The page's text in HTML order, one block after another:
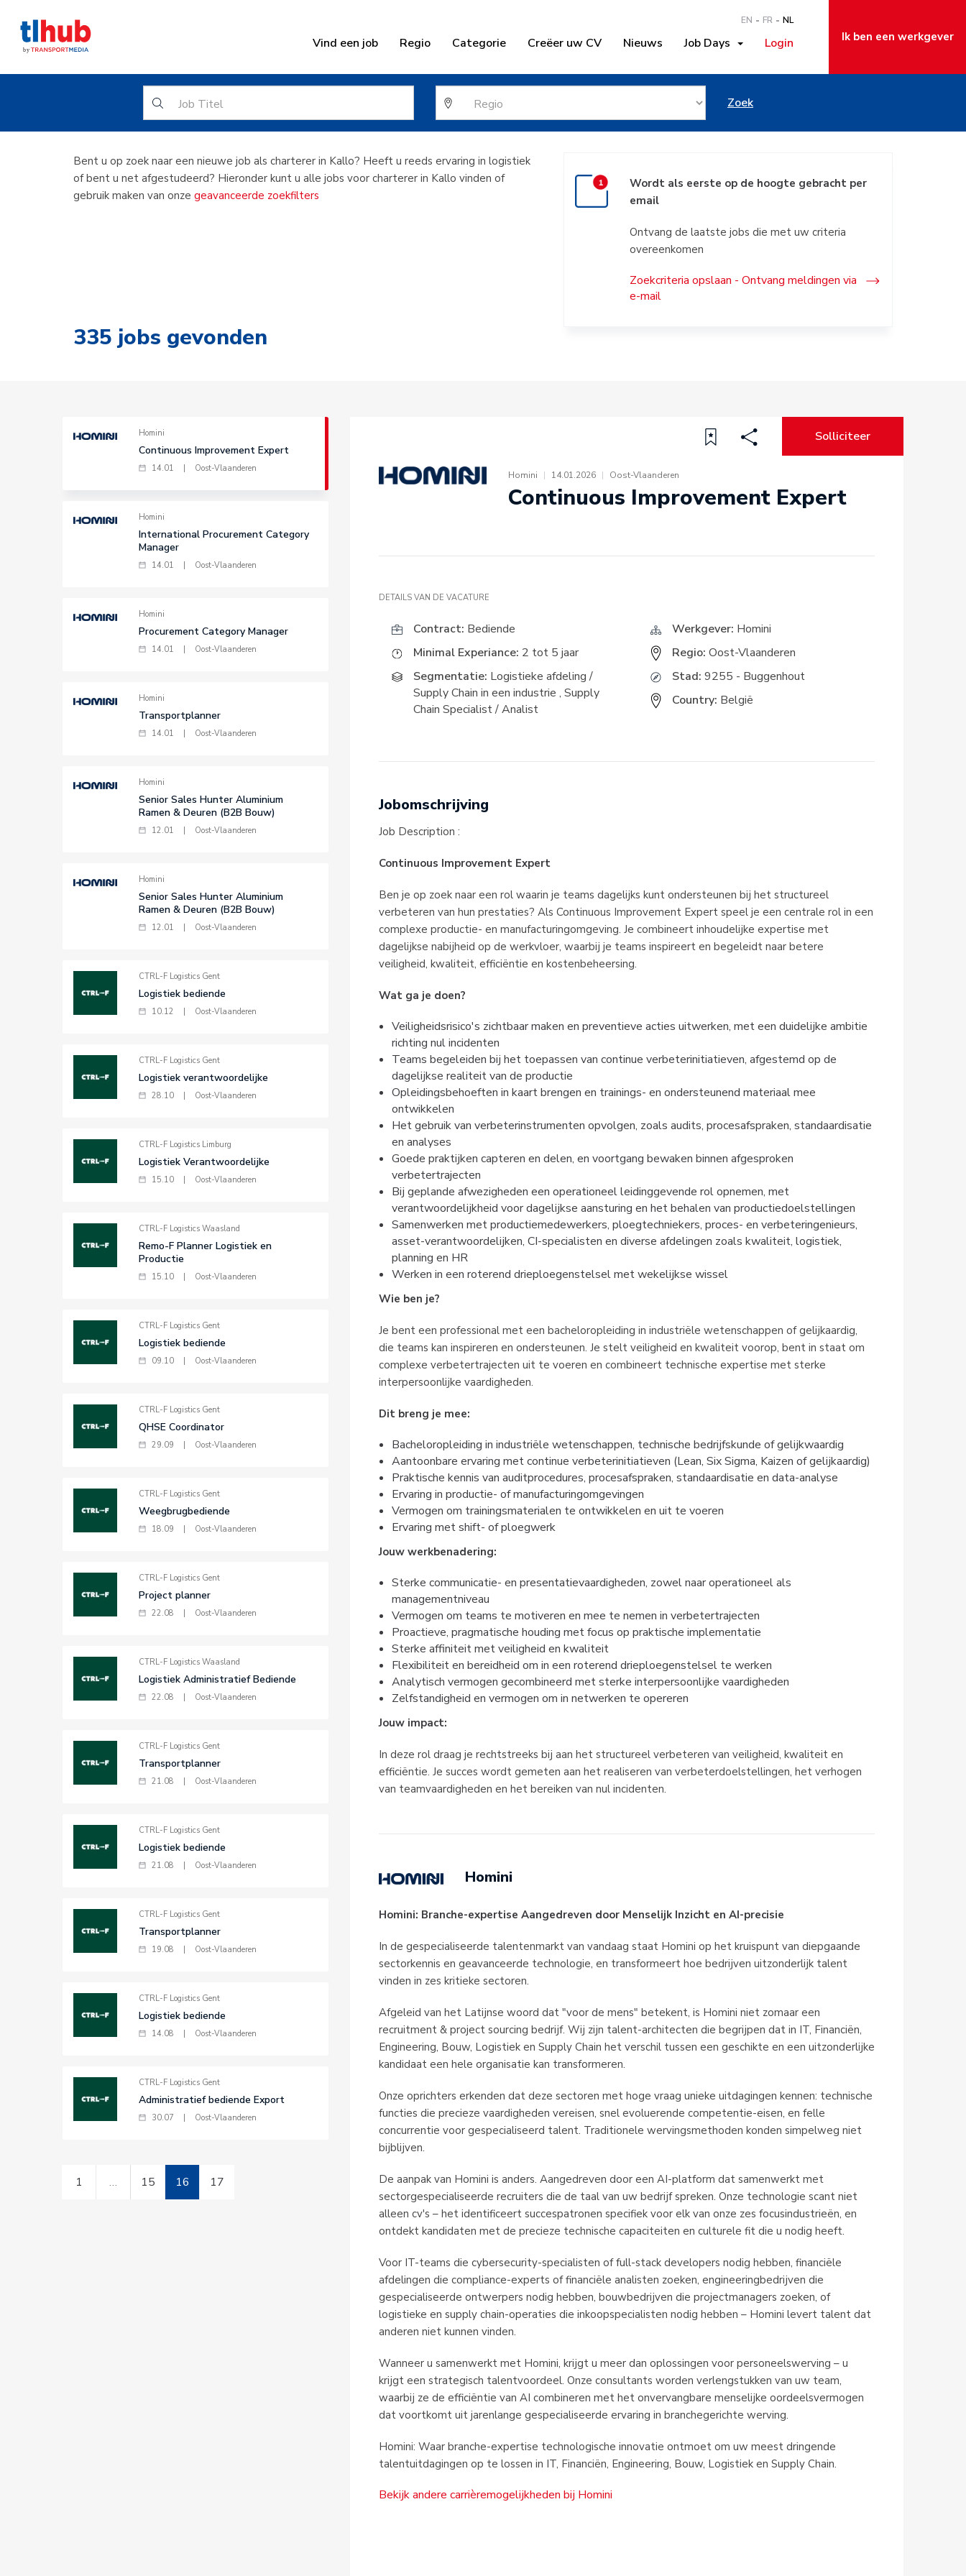
EN FR NL
Vind een job Regio Categorie Creëer uw CV Nieuws Job Days Login Ik ben een werkgever
Zoek
Charterer in Kallo
Bent u op zoek naar een nieuwe job als charterer in Kallo? Heeft u reeds ervaring in logistiek
of bent u net afgestudeerd? Hieronder kunt u alle jobs voor charterer in Kallo vinden of
gebruik maken van onze geavanceerde zoekfilters
Wordt als eerste op de hoogte gebracht per
email
Ontvang de laatste jobs die met uw criteria
overeenkomen
Zoekcriteria opslaan - Ontvang meldingen via
e-mail
335jobs gevonden
Homini
Continuous Improvement Expert
14.01 Oost-Vlaanderen
Homini
International Procurement Category
Manager
14.01 Oost-Vlaanderen
Homini
Procurement Category Manager
14.01 Oost-Vlaanderen
Homini
Transportplanner
14.01 Oost-Vlaanderen
Homini
Senior Sales Hunter Aluminium
Ramen & Deuren (B2B Bouw)
12.01 Oost-Vlaanderen
Homini
Senior Sales Hunter Aluminium
Ramen & Deuren (B2B Bouw)
12.01 Oost-Vlaanderen
CTRL-F Logistics Gent
Logistiek bediende
10.12 Oost-Vlaanderen
CTRL-F Logistics Gent
Logistiek verantwoordelijke
28.10 Oost-Vlaanderen
CTRL-F Logistics Limburg
Logistiek Verantwoordelijke
15.10 Oost-Vlaanderen
CTRL-F Logistics Waasland
Remo-F Planner Logistiek en
Productie
15.10 Oost-Vlaanderen
CTRL-F Logistics Gent
Logistiek bediende
09.10 Oost-Vlaanderen
CTRL-F Logistics Gent
QHSE Coordinator
29.09 Oost-Vlaanderen
CTRL-F Logistics Gent
Weegbrugbediende
18.09 Oost-Vlaanderen
CTRL-F Logistics Gent
Project planner
22.08 Oost-Vlaanderen
CTRL-F Logistics Waasland
Logistiek Administratief Bediende
22.08 Oost-Vlaanderen
CTRL-F Logistics Gent
Transportplanner
21.08 Oost-Vlaanderen
CTRL-F Logistics Gent
Logistiek bediende
21.08 Oost-Vlaanderen
CTRL-F Logistics Gent
Transportplanner
19.08 Oost-Vlaanderen
CTRL-F Logistics Gent
Logistiek bediende
14.08 Oost-Vlaanderen
CTRL-F Logistics Gent
Administratief bediende Export
30.07 Oost-Vlaanderen
1 … 15 16 17
Solliciteer
Homini | 14.01.2026 | Oost-Vlaanderen
Continuous Improvement Expert
DETAILS VAN DE VACATURE
Contract: Bediende
Minimal Experiance: 2 tot 5 jaar
Segmentatie: Logistieke afdeling /
Supply Chain in een industrie , Supply
Chain Specialist / Analist
Werkgever: Homini
Regio: Oost-Vlaanderen
Stad: 9255 - Buggenhout
Country: België
Jobomschrijving
Job Description :
Continuous Improvement Expert
Ben je op zoek naar een rol waarin je teams dagelijks kunt ondersteunen bij het structureel
verbeteren van hun prestaties? Als Continuous Improvement Expert speel je een centrale rol in een
complexe productie- en manufacturingomgeving. Je combineert inhoudelijke expertise met
dagelijkse nabijheid op de werkvloer, waarbij je teams inspireert en begeleidt naar betere
veiligheid, kwaliteit, efficiëntie en kostenbeheersing.
Wat ga je doen?
Veiligheidsrisico's zichtbaar maken en preventieve acties uitwerken, met een duidelijke ambitie
richting nul incidenten
Teams begeleiden bij het toepassen van continue verbeterinitiatieven, afgestemd op de
dagelijkse realiteit van de productie
Opleidingsbehoeften in kaart brengen en trainings- en ondersteunend materiaal mee
ontwikkelen
Het gebruik van verbeterinstrumenten opvolgen, zoals audits, procesafspraken, standaardisatie
en analyses
Goede praktijken capteren en delen, en voortgang bewaken binnen afgesproken
verbetertrajecten
Bij geplande afwezigheden een operationeel leidinggevende rol opnemen, met
verantwoordelijkheid voor dagelijkse aansturing en het behalen van productiedoelstellingen
Samenwerken met productiemedewerkers, ploegtechniekers, proces- en verbeteringenieurs,
asset-verantwoordelijken, CI-specialisten en diverse afdelingen zoals kwaliteit, logistiek,
planning en HR
Werken in een roterend drieploegenstelsel met wekelijkse wissel
Wie ben je?
Je bent een professional met een bacheloropleiding in industriële wetenschappen of gelijkaardig,
die teams kan inspireren en ondersteunen. Je stelt veiligheid en kwaliteit voorop, bent in staat om
complexe verbetertrajecten uit te voeren en combineert technische expertise met sterke
interpersoonlijke vaardigheden.
Dit breng je mee:
Bacheloropleiding in industriële wetenschappen, technische bedrijfskunde of gelijkwaardig
Aantoonbare ervaring met continue verbeterinitiatieven (Lean, Six Sigma, Kaizen of gelijkaardig)
Praktische kennis van auditprocedures, procesafspraken, standaardisatie en data-analyse
Ervaring in productie- of manufacturingomgevingen
Vermogen om trainingsmaterialen te ontwikkelen en uit te voeren
Ervaring met shift- of ploegwerk
Jouw werkbenadering:
Sterke communicatie- en presentatievaardigheden, zowel naar operationeel als
managementniveau
Vermogen om teams te motiveren en mee te nemen in verbetertrajecten
Proactieve, pragmatische houding met focus op praktische implementatie
Sterke affiniteit met veiligheid en kwaliteit
Flexibiliteit en bereidheid om in een roterend drieploegenstelsel te werken
Analytisch vermogen gecombineerd met sterke interpersoonlijke vaardigheden
Zelfstandigheid en vermogen om in netwerken te opereren
Jouw impact:
In deze rol draag je rechtstreeks bij aan het structureel verbeteren van veiligheid, kwaliteit en
efficiëntie. Je succes wordt gemeten aan het realiseren van verbeterdoelstellingen, het verhogen
van teamvaardigheden en het bereiken van nul incidenten.
Homini
Homini: Branche-expertise Aangedreven door Menselijk Inzicht en AI-precisie
In de gespecialiseerde talentenmarkt van vandaag staat Homini op het kruispunt van diepgaande
sectorkennis en geavanceerde technologie, en transformeert hoe bedrijven uitzonderlijk talent
vinden in zes kritieke sectoren.
Afgeleid van het Latijnse woord dat "voor de mens" betekent, is Homini niet zomaar een
recruitment & project sourcing bedrijf. Wij zijn talent-architecten die begrijpen dat in IT, Financiën,
Engineering, Bouw, Logistiek en Supply Chain het verschil tussen een geschikte en een uitzonderlijke
kandidaat een hele organisatie kan transformeren.
Onze oprichters erkenden dat deze sectoren met hoge vraag unieke uitdagingen kennen: technische
functies die precieze vaardigheden vereisen, snel evoluerende competentie-eisen, en felle
concurrentie voor gespecialiseerd talent. Traditionele wervingsmethoden konden simpelweg niet
bijblijven.
De aanpak van Homini is anders. Aangedreven door een AI-platform dat samenwerkt met
sectorgespecialiseerde recruiters die de taal van uw bedrijf spreken. Onze technologie scant niet
alleen cv's – het identificeert succespatronen specifiek voor elk van onze zes focusindustrieën, en
ontdekt kandidaten met de precieze technische capaciteiten en culturele fit die u nodig heeft.
Voor IT-teams die cybersecurity-specialisten of full-stack developers nodig hebben, financiële
afdelingen die compliance-experts of financiële analisten zoeken, engineeringbedrijven die
gespecialiseerde ontwerpers nodig hebben, bouwbedrijven die projectmanagers zoeken, of
logistieke en supply chain-operaties die inkoopspecialisten nodig hebben – Homini levert talent dat
anderen niet kunnen vinden.
Wanneer u samenwerkt met Homini, krijgt u meer dan oplossingen voor personeelswerving – u
krijgt een strategisch talentvoordeel. Onze consultants worden verlengstukken van uw team,
waarbij ze de efficiëntie van AI combineren met het onvervangbare menselijke oordeelsvermogen
dat voortkomt uit jarenlange gespecialiseerde ervaring in branchegerichte werving.
Homini: Waar branche-expertise technologische innovatie ontmoet om uw meest dringende
talentuitdagingen op te lossen in IT, Financiën, Engineering, Bouw, Logistiek en Supply Chain.
Bekijk andere carrièremogelijkheden bij Homini